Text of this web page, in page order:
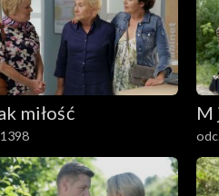
miłość M